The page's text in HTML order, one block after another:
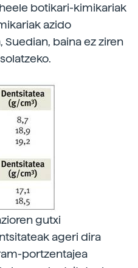
botikari-kimikariak
azido
baina ez ziren
gutxi
ageri dira
portzentajea